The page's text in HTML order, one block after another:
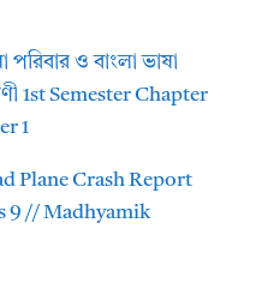
পরিবার ও বাংলা ভাষা
1st Semester Chapter
1
Plane Crash Report
9 // Madhyamik